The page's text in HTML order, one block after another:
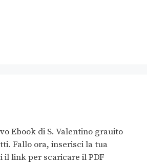
Ebook di S. Valentino grauito
Fallo ora, inserisci la tua
il link per scaricare il PDF